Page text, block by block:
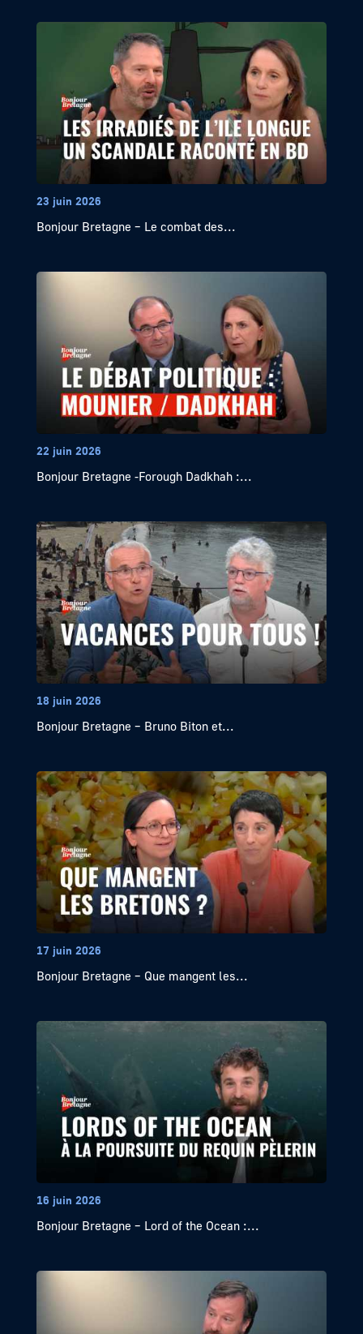
23 juin 2026
Bonjour Bretagne – Le combat des...
22 juin 2026
Bonjour Bretagne -Forough Dadkhah :...
18 juin 2026
Bonjour Bretagne – Bruno Biton et...
17 juin 2026
Bonjour Bretagne – Que mangent les...
16 juin 2026
Bonjour Bretagne – Lord of the Ocean :...